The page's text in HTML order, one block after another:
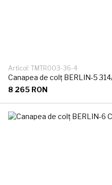
Articol: TMTR003-36-4
Canapea de colț BERLIN-5
8 265 RON